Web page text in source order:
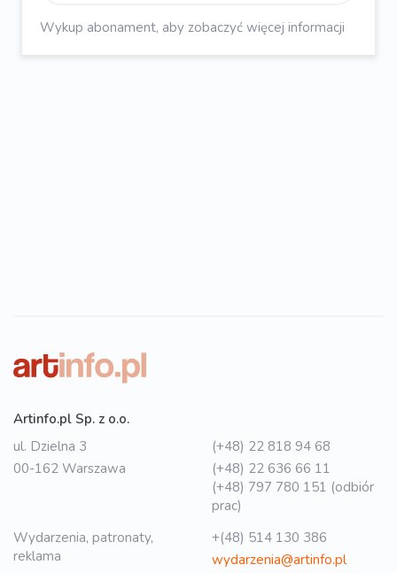
Wykup abonament, aby zobaczyć więcej informacji
Artinfo.pl Sp. z o.o.
ul. Dzielna 3
00-162 Warszawa
(+48) 22 818 94 68
(+48) 22 636 66 11
(+48) 797 780 151 (odbiór
prac)
Wydarzenia, patronaty,
reklama
+(48) 514 130 386
wydarzenia@artinfo.pl